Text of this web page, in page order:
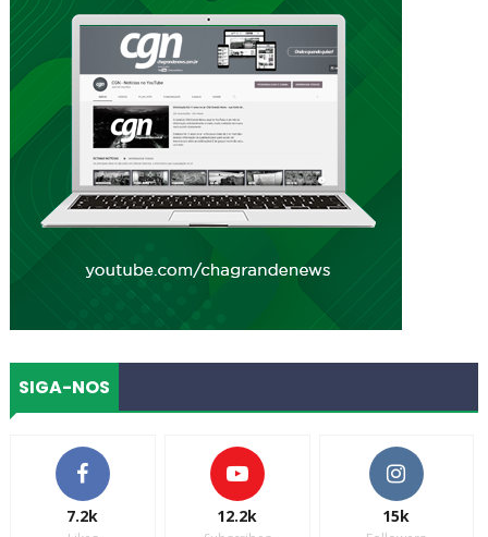
SIGA-NOS
7.2k 12.2k 15k